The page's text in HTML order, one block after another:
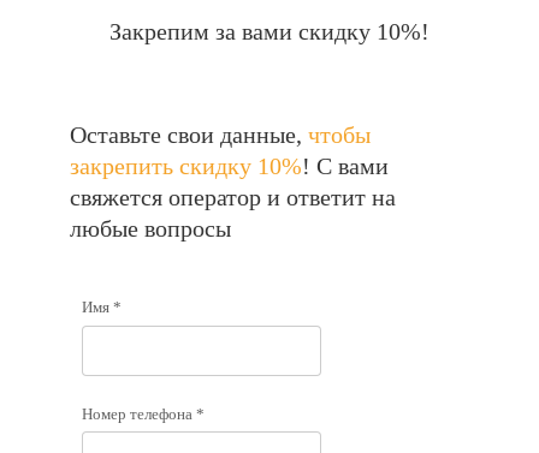
Закрепим за вами скидку 10%!
Оставьте свои данные, чтобы
закрепить скидку 10%! С вами
свяжется оператор и ответит на
любые вопросы
Имя *
Номер телефона *